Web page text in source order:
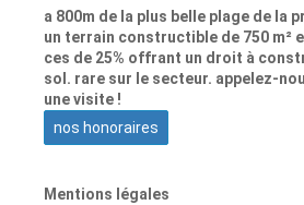
a 800m de la plus belle plage de la
un terrain constructible de 750 m²
ces de 25% offrant un droit à
sol. rare sur le secteur. appelez-
une visite !
nos honoraires
Mentions légales